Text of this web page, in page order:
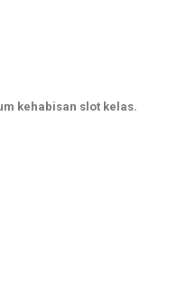
kehabisan slot kelas.